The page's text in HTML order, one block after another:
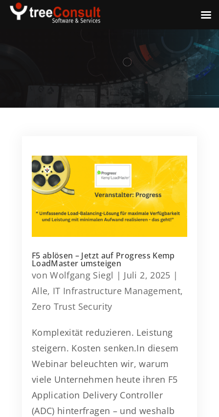
F5 ablösen – Jetzt auf Progress Kemp
LoadMaster umsteigen
vonWolfgang Siegl | Juli 2, 2025 |
Alle, IT Infrastructure Management,
Zero Trust Security
Komplexität reduzieren. Leistung
steigern. Kosten senken.In diesem
Webinar beleuchten wir, warum
viele Unternehmen heute ihren F5
Application Delivery Controller
(ADC) hinterfragen – und weshalb